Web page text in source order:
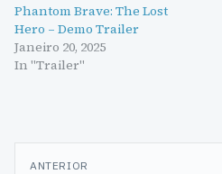
Phantom Brave: The Lost
Hero – Demo Trailer
Janeiro 20, 2025
In "Trailer"
Navegação
ANTERIOR